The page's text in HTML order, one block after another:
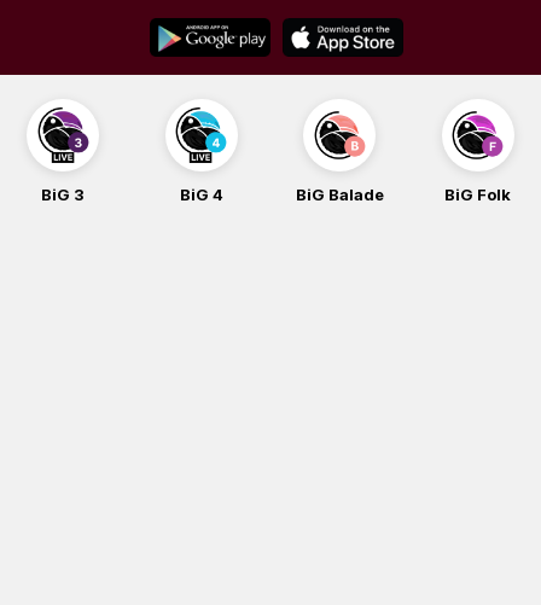
content
BiG 3 BiG 4 BiG Balade BiG Folk